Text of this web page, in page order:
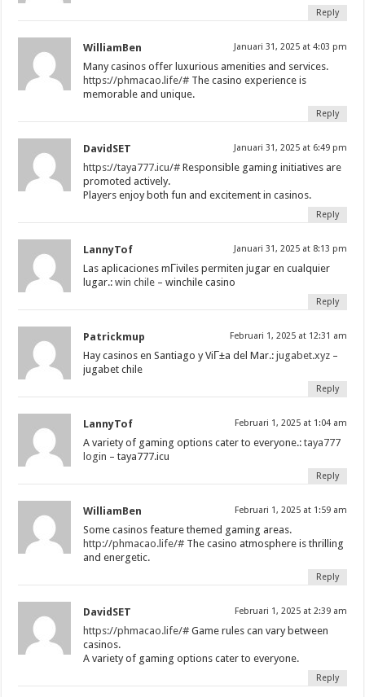
Reply
WilliamBen Januari 31, 2025 at 4:03 pm
Many casinos offer luxurious amenities and services.
https://phmacao.life/# The casino experience is
memorable and unique.
Reply
DavidSET Januari 31, 2025 at 6:49 pm
https://taya777.icu/# Responsible gaming initiatives are
promoted actively.
Players enjoy both fun and excitement in casinos.
Reply
LannyTof Januari 31, 2025 at 8:13 pm
Las aplicaciones mГіviles permiten jugar en cualquier
lugar.:win chile – winchile casino
Reply
Patrickmup Februari 1, 2025 at 12:31 am
Hay casinos en Santiago y ViГ±a del Mar.:jugabet.xyz –
jugabet chile
Reply
LannyTof Februari 1, 2025 at 1:04 am
A variety of gaming options cater to everyone.:taya777
login – taya777.icu
Reply
WilliamBen Februari 1, 2025 at 1:59 am
Some casinos feature themed gaming areas.
http://phmacao.life/# The casino atmosphere is thrilling
and energetic.
Reply
DavidSET Februari 1, 2025 at 2:39 am
https://phmacao.life/# Game rules can vary between
casinos.
A variety of gaming options cater to everyone.
Reply